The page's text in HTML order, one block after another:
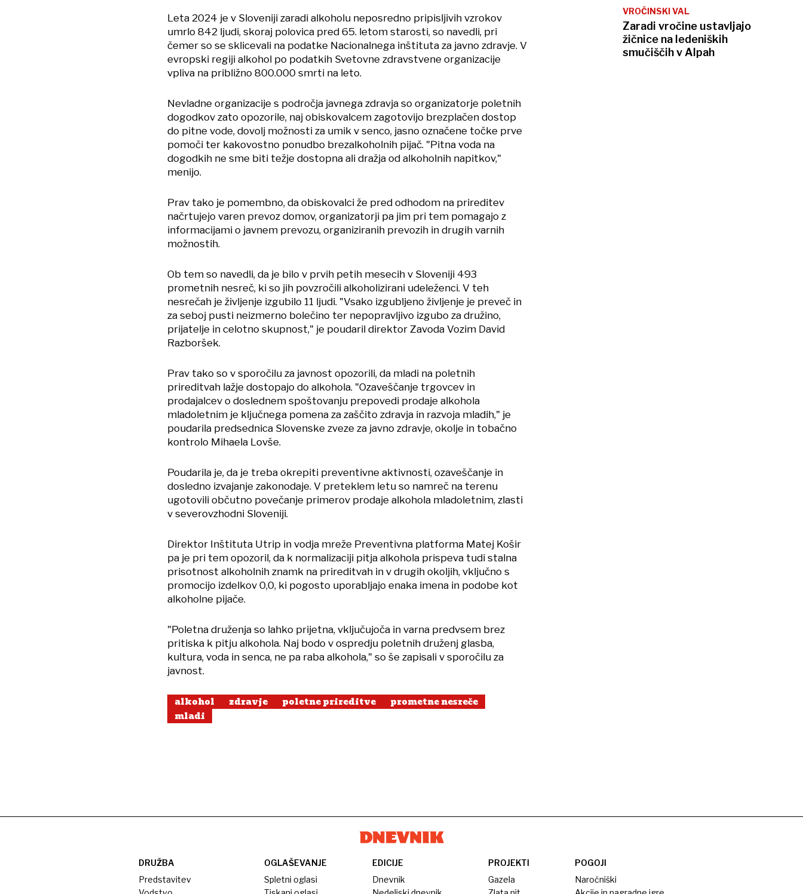
Leta 2024 je v Sloveniji zaradi alkoholu neposredno pripisljivih vzrokov
umrlo 842 ljudi, skoraj polovica pred 65. letom starosti, so navedli, pri
čemer so se sklicevali na podatke Nacionalnega inštituta za javno zdravje. V
evropski regiji alkohol po podatkih Svetovne zdravstvene organizacije
vpliva na približno 800.000 smrti na leto.
Nevladne organizacije s področja javnega zdravja so organizatorje poletnih
dogodkov zato opozorile, naj obiskovalcem zagotovijo brezplačen dostop
do pitne vode, dovolj možnosti za umik v senco, jasno označene točke prve
pomoči ter kakovostno ponudbo brezalkoholnih pijač. "Pitna voda na
dogodkih ne sme biti težje dostopna ali dražja od alkoholnih napitkov,"
menijo.
Prav tako je pomembno, da obiskovalci že pred odhodom na prireditev
načrtujejo varen prevoz domov, organizatorji pa jim pri tem pomagajo z
informacijami o javnem prevozu, organiziranih prevozih in drugih varnih
možnostih.
Ob tem so navedli, da je bilo v prvih petih mesecih v Sloveniji 493
prometnih nesreč, ki so jih povzročili alkoholizirani udeleženci. V teh
nesrečah je življenje izgubilo 11 ljudi. "Vsako izgubljeno življenje je preveč in
za seboj pusti neizmerno bolečino ter nepopravljivo izgubo za družino,
prijatelje in celotno skupnost," je poudaril direktor Zavoda Vozim David
Razboršek.
Prav tako so v sporočilu za javnost opozorili, da mladi na poletnih
prireditvah lažje dostopajo do alkohola. "Ozaveščanje trgovcev in
prodajalcev o doslednem spoštovanju prepovedi prodaje alkohola
mladoletnim je ključnega pomena za zaščito zdravja in razvoja mladih," je
poudarila predsednica Slovenske zveze za javno zdravje, okolje in tobačno
kontrolo Mihaela Lovše.
Poudarila je, da je treba okrepiti preventivne aktivnosti, ozaveščanje in
dosledno izvajanje zakonodaje. V preteklem letu so namreč na terenu
ugotovili občutno povečanje primerov prodaje alkohola mladoletnim, zlasti
v severovzhodni Sloveniji.
Direktor Inštituta Utrip in vodja mreže Preventivna platforma Matej Košir
pa je pri tem opozoril, da k normalizaciji pitja alkohola prispeva tudi stalna
prisotnost alkoholnih znamk na prireditvah in v drugih okoljih, vključno s
promocijo izdelkov 0,0, ki pogosto uporabljajo enaka imena in podobe kot
alkoholne pijače.
"Poletna druženja so lahko prijetna, vključujoča in varna predvsem brez
pritiska k pitju alkohola. Naj bodo v ospredju poletnih druženj glasba,
kultura, voda in senca, ne pa raba alkohola," so še zapisali v sporočilu za
javnost.
alkohol zdravje poletne prireditve
prometne nesreče
mladi
VROČINSKI VAL
Zaradi vročine ustavljajo
žičnice na ledeniških
smučiščih v Alpah
DRUŽBA
Predstavitev
OGLAŠEVANJE
Spletni oglasi
EDICIJE
Dnevnik
PROJEKTI
Gazela
POGOJI
Naročniški